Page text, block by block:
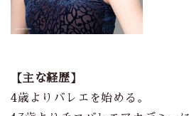
【主な経歴】
4歳よりバレエを始める。